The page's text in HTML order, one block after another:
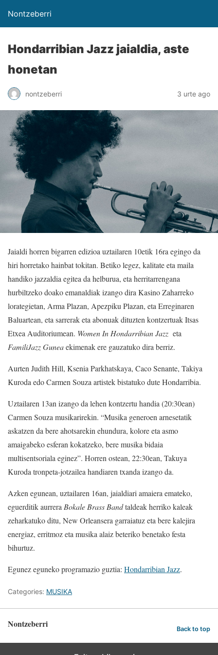
Nontzeberri
Hondarribian Jazz jaialdia, aste
honetan
nontzeberri 3 urte ago
Jaialdi horren bigarren edizioa uztailaren 10etik 16ra egingo da
hiri horretako hainbat tokitan. Betiko legez, kalitate eta maila
handiko jazzaldia egitea da helburua, eta herritarrengana
hurbiltzeko doako emanaldiak izango dira Kasino Zaharreko
lorategietan, Arma Plazan, Apezpiku Plazan, eta Erreginaren
Baluartean, eta sarrerak eta abonuak dituzten kontzertuak Itsas
Etxea Auditoriumean. Women In Hondarribian Jazz eta
FamiliJazz Guneaekimenak ere gauzatuko dira berriz.
Aurten Judith Hill, Ksenia Parkhatskaya, Caco Senante, Takiya
Kuroda edo Carmen Souza artistek bistatuko dute Hondarribia.
Uztailaren 13an izango da lehen kontzertu handia (20:30ean)
Carmen Souza musikarirekin. “Musika generoen arnesetatik
askatzen da bere ahotsarekin ehundura, kolore eta asmo
amaigabeko esferan kokatzeko, bere musika bidaia
multisentsoriala eginez”. Horren ostean, 22:30ean, Takuya
Kuroda tronpeta-jotzailea handiaren txanda izango da.
Azken egunean, uztailaren 16an, jaialdiari amaiera emateko,
eguerditik aurreraBokale Brass Bandtaldeak herriko kaleak
zeharkatuko ditu, New Orleansera garraiatuz eta bere kalejira
energiaz, erritmoz eta musika alaiz beteriko benetako festa
bihurtuz.
Egunez eguneko programazio guztia: Hondarribian Jazz.
Categories: MUSIKA
Nontzeberri Back to top